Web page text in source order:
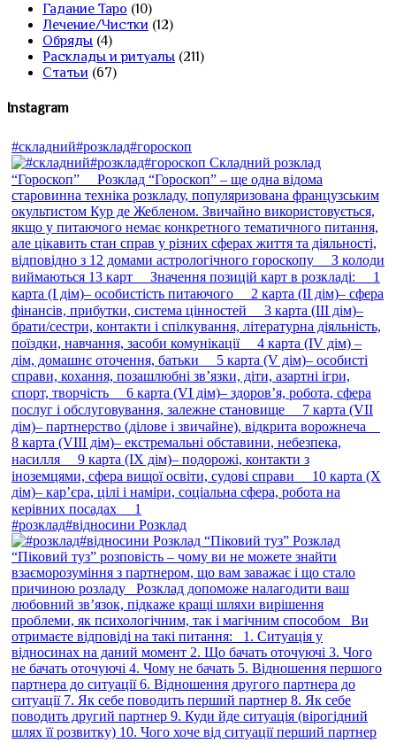
Гадание Таро (10)
Лечение/Чистки (12)
Обряды (4)
Расклады и ритуалы (211)
Статьи (67)
Instagram
#складний#розклад#гороскоп
#розклад#відносини Розклад